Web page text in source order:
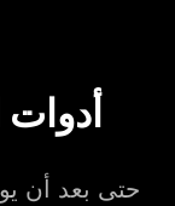
حتى بعد أن